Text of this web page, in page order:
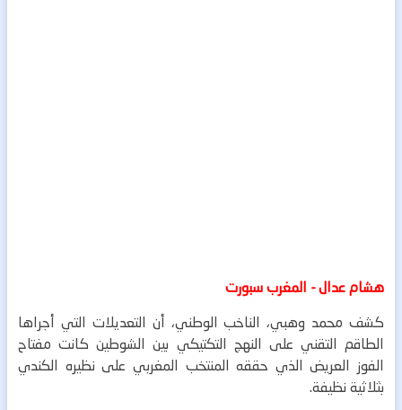
هشام عدال - المغرب سبورت
كشف محمد وهبي، الناخب الوطني، أن التعديلات التي أجراها
الطاقم التقني على النهج التكتيكي بين الشوطين كانت مفتاح
الفوز العريض الذي حققه المنتخب المغربي على نظيره الكندي
بثلاثية نظيفة.